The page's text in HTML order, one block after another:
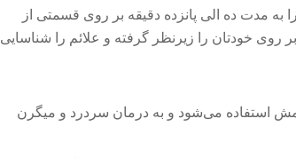
مدت ده الی پانزده دقیقه بر روی قسمتی از
روی خودتان را زیرنظر گرفته و علائم را شناسایی
استفاده می‌شود و به درمان سردرد و میگرن